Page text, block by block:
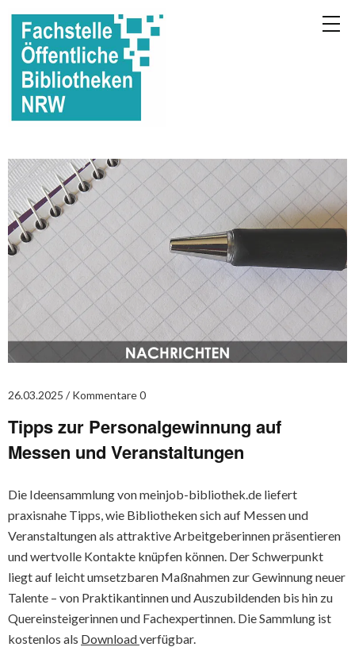
26.03.2025 Kommentare 0
Tipps zur Personalgewinnung auf
Messen und Veranstaltungen
Die Ideensammlung von meinjob-bibliothek.de liefert
praxisnahe Tipps, wie Bibliotheken sich auf Messen und
Veranstaltungen als attraktive Arbeitgeberinnen präsentieren
und wertvolle Kontakte knüpfen können. Der Schwerpunkt
liegt auf leicht umsetzbaren Maßnahmen zur Gewinnung neuer
Talente – von Praktikantinnen und Auszubildenden bis hin zu
Quereinsteigerinnen und Fachexpertinnen. Die Sammlung ist
kostenlos als Downloadverfügbar.